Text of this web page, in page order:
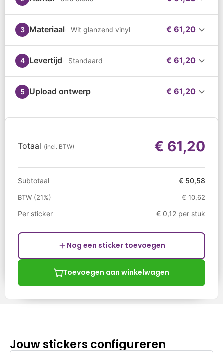
3 Materiaal Wit glanzend vinyl € 61,20
4 Levertijd Standaard € 61,20
5 Upload ontwerp € 61,20
Totaal (incl. BTW) € 61,20
Subtotaal € 50,58
BTW (21%) € 10,62
Per sticker € 0,12 per stuk
Nog een sticker toevoegen
Toevoegen aan winkelwagen
Jouw stickers configureren